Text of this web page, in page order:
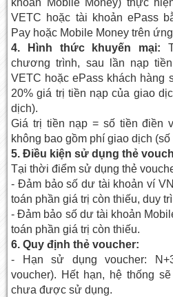
VETC hoặc tài khoản ePass
Pay hoặc Mobile Money trên
4. Hình thức khuyến mại:
chương trình, sau lần nạp
VETC hoặc ePass khách hàng
20% giá trị tiền nạp của giao
dịch).
Giá trị tiền nạp = số tiền điền
không bao gồm phí giao dịch (số
5. Điều kiện sử dụng thẻ
Tại thời điểm sử dụng thẻ
- Đảm bảo số dư tài khoản ví
toán phần giá trị còn thiếu, duy
- Đảm bảo số dư tài khoản
toán phần giá trị còn thiếu.
6. Quy định thẻ voucher:
- Hạn sử dụng voucher:
voucher). Hết hạn, hệ thống
chưa được sử dụng.